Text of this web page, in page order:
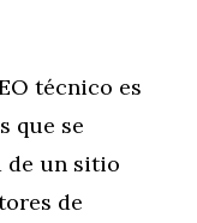
técnico es
que se
de un sitio
de